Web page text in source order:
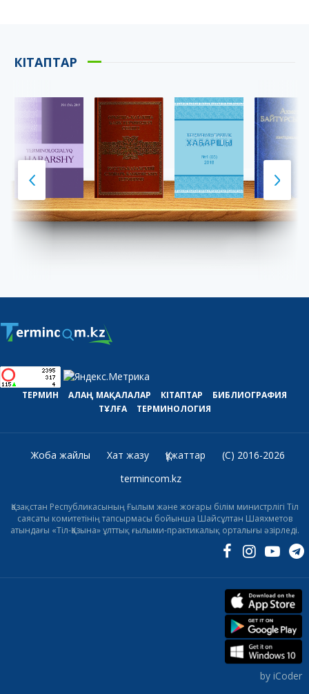
КІТАПТАР
ТЕРМИН АЛАҢ МАҚАЛАЛАР КІТАПТАР
БИБЛИОГРАФИЯ
ТҰЛҒА
ТЕРМИНОЛОГИЯ
Жоба жайлы Хат жазу Құжаттар
(C) 2016-2026
termincom.kz
Қазақстан Республикасының Ғылым және жоғары білім министрлігі Тіл
саясаты комитетінің тапсырмасы бойынша Шайсұлтан Шаяхметов
атындағы «Тіл-Қазына» ұлттық ғылыми-практикалық орталығы әзірледі.
by iCoder